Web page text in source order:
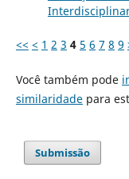
<< < 1 2 3 4 5 6 7 8 9
Você também pode
similaridadepara
Submissão